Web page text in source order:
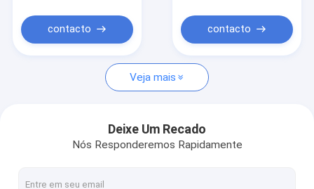
Pedir um orçamento
Sensor de medição do deslocamento
sensor da temperatura e da umidade
Giroscópio de fibra óptica
contacto contacto
Veja mais
Deixe Um Recado
Nós Responderemos Rapidamente